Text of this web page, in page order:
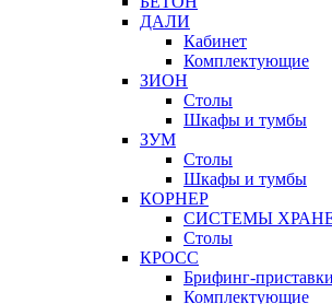
ДАЛИ
Кабинет
Комплектующие
ЗИОН
Столы
Шкафы и тумбы
ЗУМ
Столы
Шкафы и тумбы
КОРНЕР
СИСТЕМЫ
Столы
КРОСС
Брифинг-приставки
Комплектующие